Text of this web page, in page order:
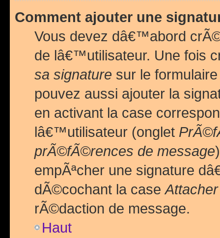
Comment ajouter une
Vous devez dâ€™abord
de lâ€™utilisateur. Une fois
sa signature sur le
pouvez aussi ajouter la
en activant la case
lâ€™utilisateur (onglet
prÃ©fÃ©rences de message
empÃªcher une signature
dÃ©cochant la case
rÃ©daction de message.
Haut